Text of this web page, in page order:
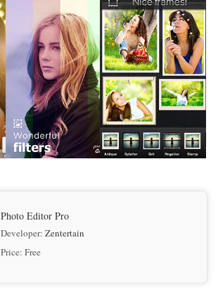
Photo Editor Pro
Developer: Zentertain
Price: Free